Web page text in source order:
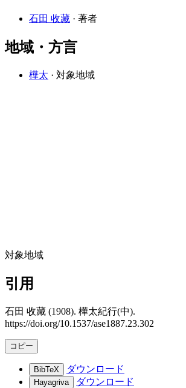
石田 收藏 · 著者
地域・方言
樺太 · 対象地域
対象地域
引用
石田 收藏 (1908). 樺太紀行(中).
https://doi.org/10.1537/ase1887.23.302
コピー
BibTeX ダウンロード
Hayagriva ダウンロード